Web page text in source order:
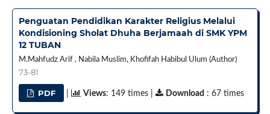
Penguatan Pendidikan Karakter Religius Melalui
Kondisioning Sholat Dhuha Berjamaah di SMK YPM
12 TUBAN
M.Mahfudz Arif , Nabila Muslim, Khofifah Habibul Ulum (Author)
73-81
PDF Views: 149 times | Download : 67 times